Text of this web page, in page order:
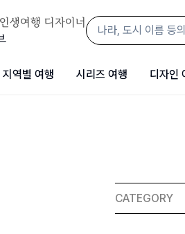
생여행 디자이너
지역별 여행 시리즈 여행 디자인
CATEGORY